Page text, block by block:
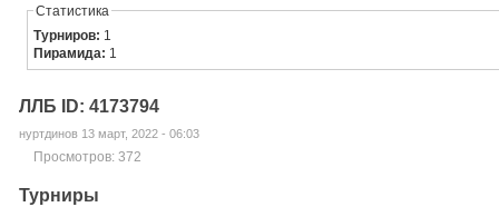
Статистика
Турниров: 1
Пирамида: 1
ЛЛБ ID: 4173794
нуртдинов 13 март, 2022 - 06:03
Просмотров: 372
Турниры